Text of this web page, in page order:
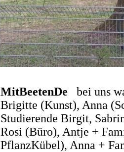
MitBeetenDe bei uns
Brigitte (Kunst), Anna
Studierende Birgit,
Rosi (Büro), Antje +
PflanzKübel), Anna +